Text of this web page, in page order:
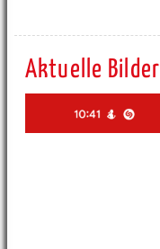
Aktuelle Bilder